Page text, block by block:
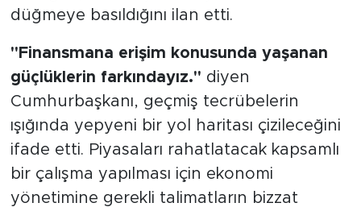
düğmeye basıldığını ilan etti.
"Finansmana erişim konusunda yaşanan
güçlüklerin farkındayız." diyen
Cumhurbaşkanı, geçmiş tecrübelerin
ışığında yepyeni bir yol haritası çizileceğini
ifade etti. Piyasaları rahatlatacak kapsamlı
bir çalışma yapılması için ekonomi
yönetimine gerekli talimatların bizzat